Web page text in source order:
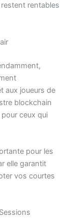
rentables
aux joueurs de
blockchain
ceux qui
pour les
elle garantit
vos courtes